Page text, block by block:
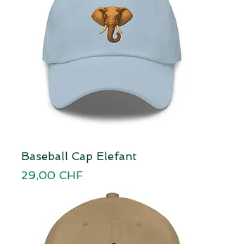
Baseball Cap Elefant
Preis
29,00 CHF